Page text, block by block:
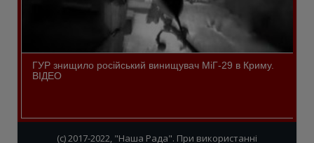
ГУР знищило російський винищувач МіГ-29 в Криму.
ВІДЕО
(c) 2017-2022, "Наша Рада". При використанні